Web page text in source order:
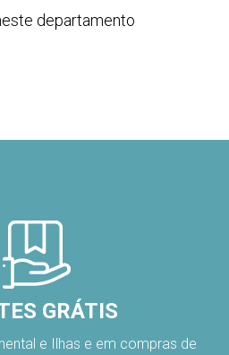
departamento
GRÁTIS
e Ilhas e em compras de